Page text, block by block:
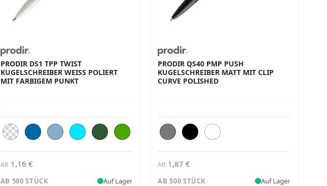
PRODIR DS1 TPP TWIST
KUGELSCHREIBER WEISS POLIERT M
IT FARBIGEM PUNKT
AB 1,16 €
AB 500 STÜCK Auf Lager
PRODIR QS40 PMP PUSH
KUGELSCHREIBER MATT MIT CLIP
CURVE POLISHED
AB 1,87 €
AB 500 STÜCK Auf Lager